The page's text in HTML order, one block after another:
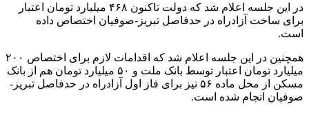
در این جلسه اعلام شد که دولت تاکنون ۴۶۸ میلیارد تومان اعتبار
برای ساخت آزادراه در حدفاصل تبریز-صوفیان اختصاص داده
است.
همچنین در این جلسه اعلام شد که اقدامات لازم برای اختصاص ۲۰۰
میلیارد تومان اعتبار توسط بانک ملت و ۵۰ میلیارد تومان هم از بانک
مسکن از محل ماده ۵۶ نیز برای فاز اول آزادراه در حدفاصل تبریز-
صوفیان انجام شده است.